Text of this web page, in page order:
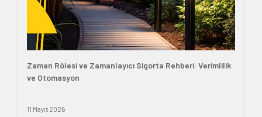
Zaman Rölesi ve Zamanlayıcı Sigorta Rehberi: Verimlilik
ve Otomasyon
11 Mayıs 2026